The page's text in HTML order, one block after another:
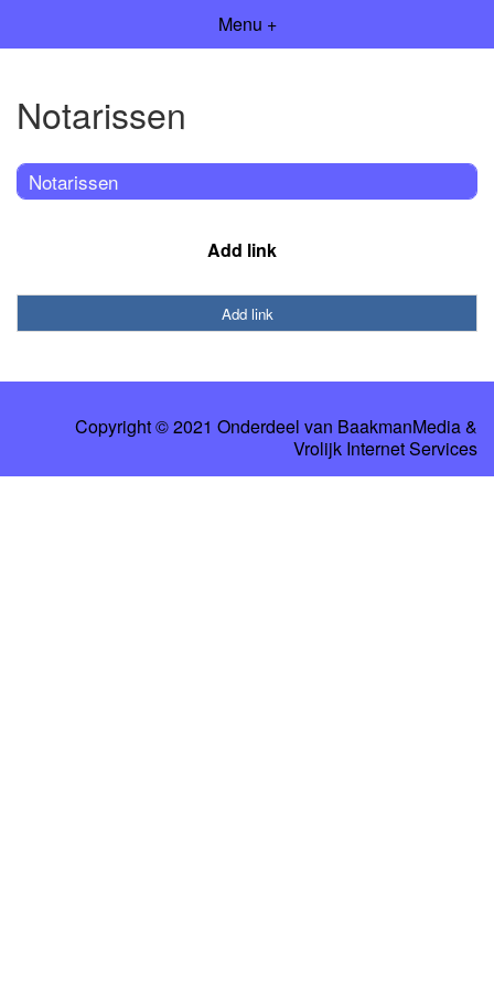
Menu +
Notarissen
Notarissen
Add link
Add link
Copyright © 2021 Onderdeel van BaakmanMedia&
Vrolijk Internet Services